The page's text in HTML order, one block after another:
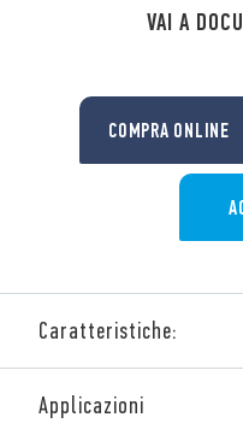
VAI A
COMPRA ONLINE
Caratteristiche:
commutazione stella-
Applicazioni